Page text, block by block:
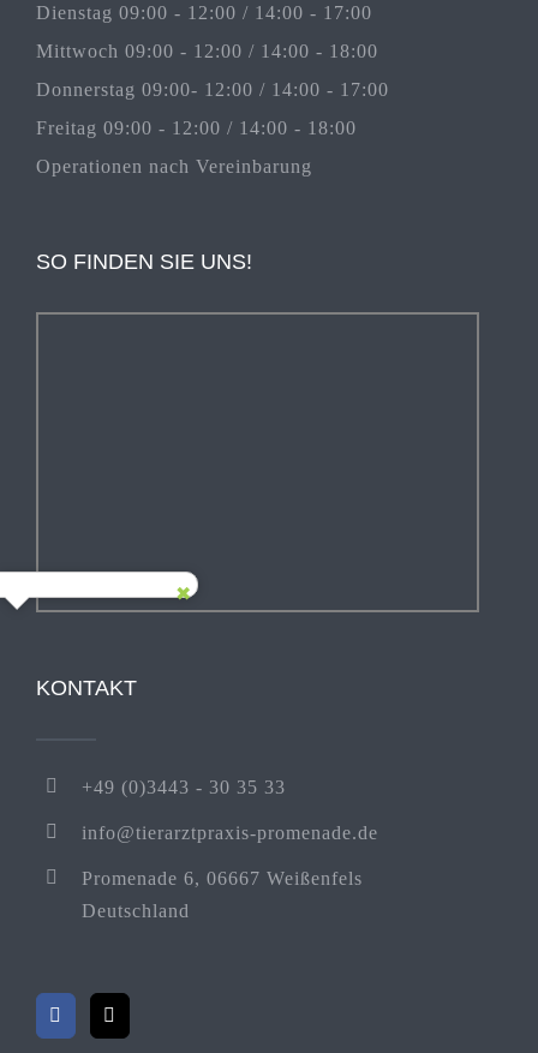
Dienstag 09:00 - 12:00 / 14:00 - 17:00
Mittwoch 09:00 - 12:00 / 14:00 - 18:00
Donnerstag 09:00- 12:00 / 14:00 - 17:00
Freitag 09:00 - 12:00 / 14:00 - 18:00
Operationen nach Vereinbarung
SO FINDEN SIE UNS!
KONTAKT
+49 (0)3443 - 30 35 33
info@tierarztpraxis-promenade.de
Promenade 6, 06667 Weißenfels
Deutschland